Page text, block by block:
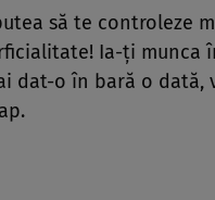
să te controleze
Ia-ţi munca
dat-o în bară o dată,